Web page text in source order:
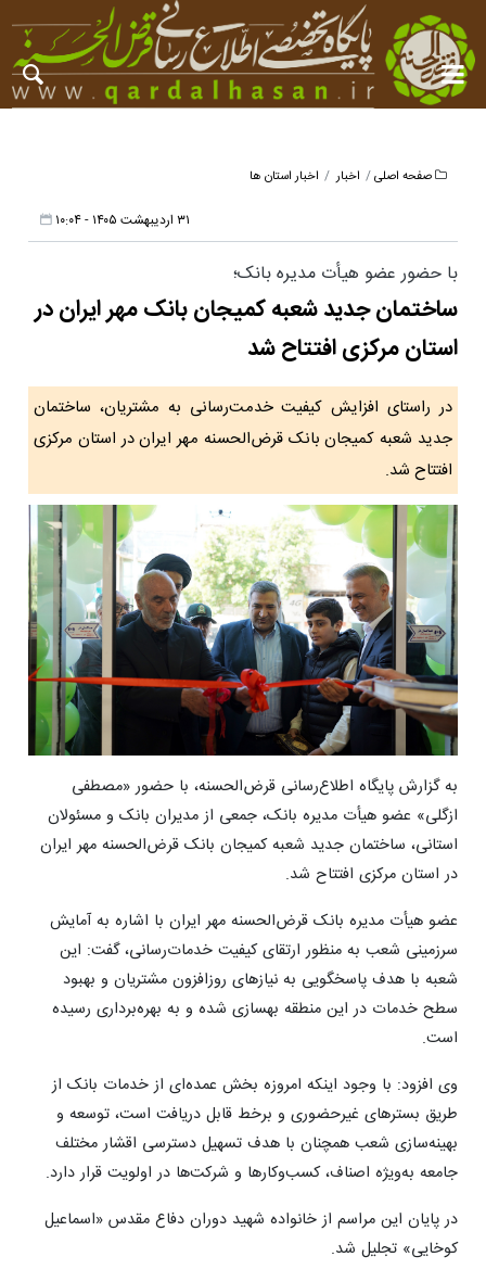
صفحه اصلی اخبار اخبار استان ها
۳۱ اردیبهشت ۱۴۰۵ - ۱۰:۰۴
با حضور عضو هیأت مدیره بانک؛
ساختمان جدید شعبه کمیجان بانک مهر ایران در
استان مرکزی افتتاح شد
در راستای افزایش کیفیت خدمت‌رسانی به مشتریان، ساختمان
جدید شعبه کمیجان بانک قرض‌الحسنه مهر ایران در استان مرکزی
افتتاح شد.
به گزارش پایگاه اطلاع‌رسانی قرض‌الحسنه، با حضور «مصطفی
ازگلی» عضو هیأت مدیره بانک، جمعی از مدیران بانک و مسئولان
استانی، ساختمان جدید شعبه کمیجان بانک قرض‌الحسنه مهر ایران
در استان مرکزی افتتاح شد.
عضو هیأت مدیره بانک قرض‌الحسنه مهر ایران با اشاره به آمایش
سرزمینی شعب به منظور ارتقای کیفیت خدمات‌رسانی، گفت: این
شعبه با هدف پاسخگویی به نیازهای روزافزون مشتریان و بهبود
سطح خدمات در این منطقه بهسازی شده و به بهره‌برداری رسیده
است.
وی افزود: با وجود اینکه امروزه بخش عمده‌ای از خدمات بانک از
طریق بسترهای غیرحضوری و برخط قابل دریافت است، توسعه و
بهینه‌سازی شعب همچنان با هدف تسهیل دسترسی اقشار مختلف
جامعه به‌ویژه اصناف، کسب‌وکارها و شرکت‌ها در اولویت قرار دارد.
در پایان این مراسم از خانواده شهید دوران دفاع مقدس «اسماعیل
کوخایی» تجلیل شد.